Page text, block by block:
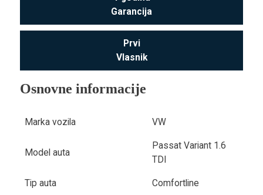
Garancija
Prvi
Vlasnik
Osnovne informacije
Marka vozila VW
Model auta
Passat Variant 1.6
TDI
Tip auta Comfortline